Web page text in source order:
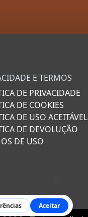
E TERMOS
DE PRIVACIDADE
DE COOKIES
DE USO ACEITÁVEL
DE DEVOLUÇÃO
DE USO